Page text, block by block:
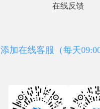
在线反馈
添加在线客服（每天